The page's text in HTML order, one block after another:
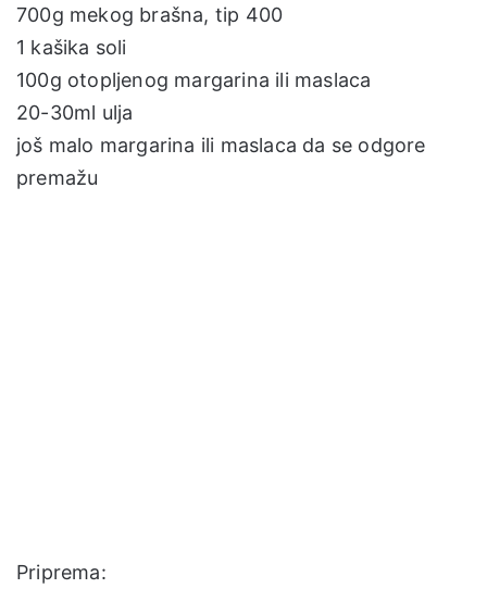
700g mekog brašna, tip 400
1 kašika soli
100g otopljenog margarina ili maslaca
20-30ml ulja
još malo margarina ili maslaca da se odgore
premažu
Priprema: